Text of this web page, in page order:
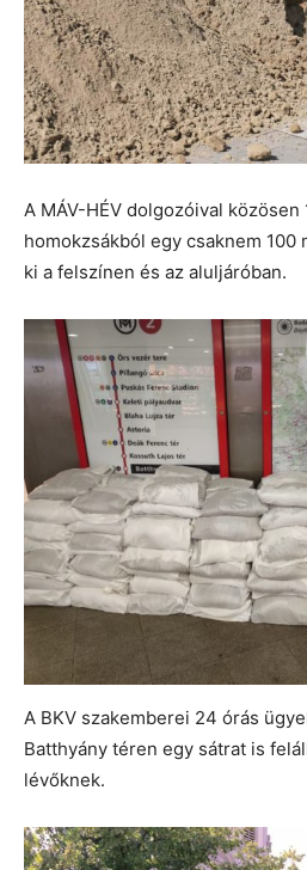
A MÁV-HÉV dolgozóival közösen
homokzsákból egy csaknem 100
ki a felszínen és az aluljáróban.
A BKV szakemberei 24 órás
Batthyány téren egy sátrat is
lévőknek.